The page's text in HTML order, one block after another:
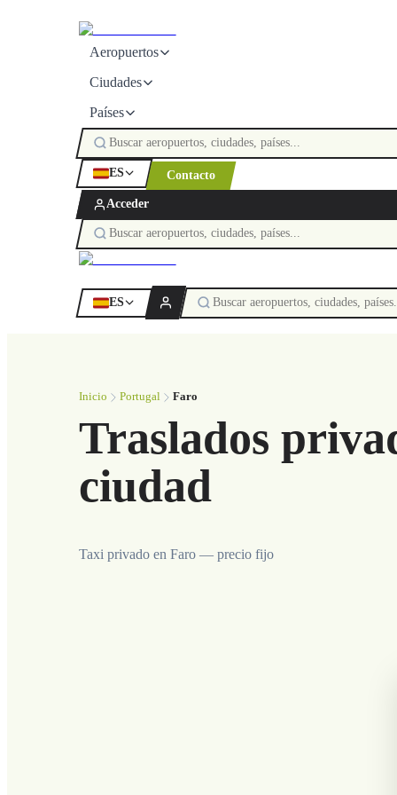
Aeropuertos
Ciudades
Países
ES Contacto
Acceder
ES
Inicio Portugal Faro
Traslados
ciudad
Taxi privado en Faro — precio fijo